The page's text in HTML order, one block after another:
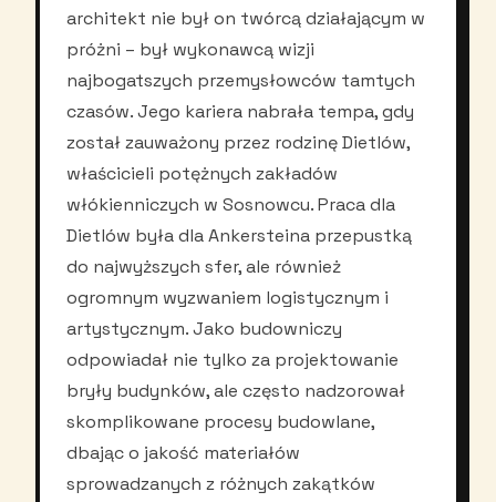
architekt nie był on twórcą działającym w
próżni – był wykonawcą wizji
najbogatszych przemysłowców tamtych
czasów. Jego kariera nabrała tempa, gdy
został zauważony przez rodzinę Dietlów,
właścicieli potężnych zakładów
włókienniczych w Sosnowcu. Praca dla
Dietlów była dla Ankersteina przepustką
do najwyższych sfer, ale również
ogromnym wyzwaniem logistycznym i
artystycznym. Jako budowniczy
odpowiadał nie tylko za projektowanie
bryły budynków, ale często nadzorował
skomplikowane procesy budowlane,
dbając o jakość materiałów
sprowadzanych z różnych zakątków